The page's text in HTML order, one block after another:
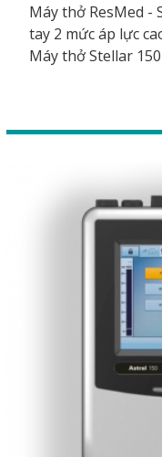
Máy thở ResMed -
tay 2 mức áp lực
Máy thở Stellar